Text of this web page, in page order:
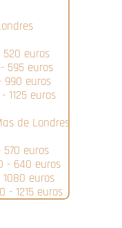
520 euros
990 euros
euros
de Londres
570 euros
1080 euros
euros